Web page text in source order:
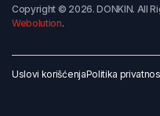
Copyright © 2026. DONKIN. All
Webolution.
Uslovi korišćenjaPolitika